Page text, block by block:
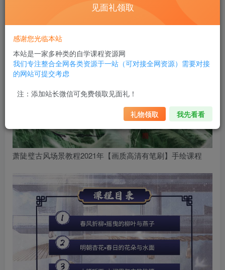
萧陡璧古风场景教程2021年【画质高清有笔刷】手绘课程
见面礼领取
感谢您光临本站
本站是一家多种类的自学课程资源网
我们专注整合全网各类资源于一站（可对接全网资源）需要对接
的网站可提交考虑
注：添加站长微信可免费领取见面礼！
礼物领取 我先看看